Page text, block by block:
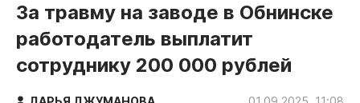
Новости компаний
Статьи
Народные новости
Авто и транспорт
За травму на заводе в Обнинске
работодатель выплатит
сотруднику 200 000 рублей